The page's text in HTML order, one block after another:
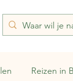
Reizen in